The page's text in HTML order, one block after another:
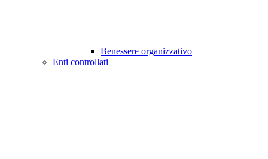
Benessere organizzativo
Enti controllati